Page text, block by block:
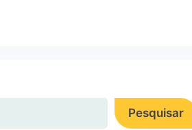
Pesquisar